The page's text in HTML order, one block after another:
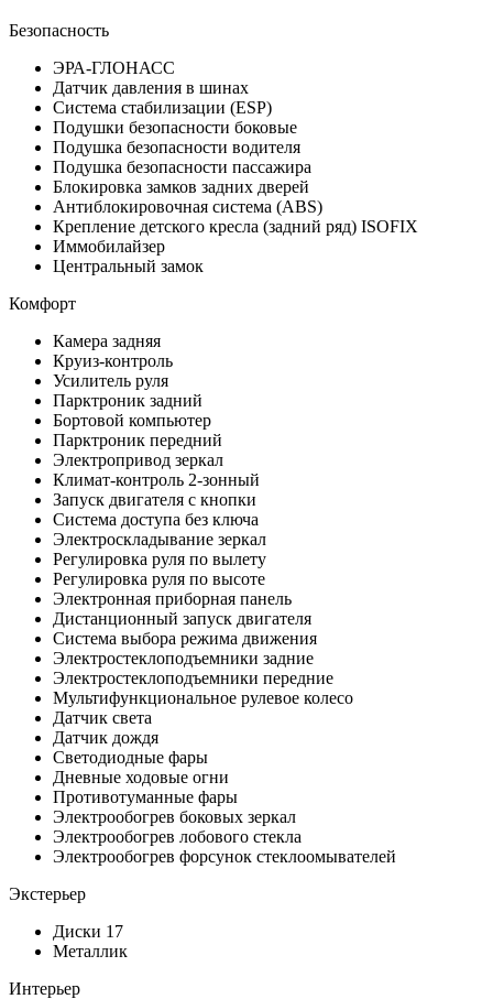
Безопасность
ЭРА-ГЛОНАСС
Датчик давления в шинах
Система стабилизации (ESP)
Подушки безопасности боковые
Подушка безопасности водителя
Подушка безопасности пассажира
Блокировка замков задних дверей
Антиблокировочная система (ABS)
Крепление детского кресла (задний ряд) ISOFIX
Иммобилайзер
Центральный замок
Комфорт
Камера задняя
Круиз-контроль
Усилитель руля
Парктроник задний
Бортовой компьютер
Парктроник передний
Электропривод зеркал
Климат-контроль 2-зонный
Запуск двигателя с кнопки
Система доступа без ключа
Электроскладывание зеркал
Регулировка руля по вылету
Регулировка руля по высоте
Электронная приборная панель
Дистанционный запуск двигателя
Система выбора режима движения
Электростеклоподъемники задние
Электростеклоподъемники передние
Мультифункциональное рулевое колесо
Датчик света
Датчик дождя
Светодиодные фары
Дневные ходовые огни
Противотуманные фары
Электрообогрев боковых зеркал
Электрообогрев лобового стекла
Электрообогрев форсунок стеклоомывателей
Экстерьер
Диски 17
Металлик
Интерьер